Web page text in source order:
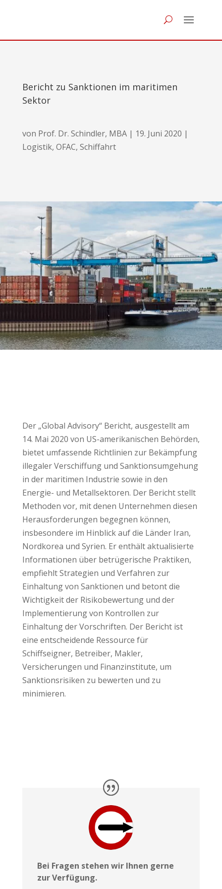
Bericht zu Sanktionen im maritimen
Sektor
von Prof. Dr. Schindler, MBA| 19. Juni 2020 |
Logistik, OFAC, Schiffahrt
Der „Global Advisory“ Bericht, ausgestellt am
14. Mai 2020 von US-amerikanischen Behörden,
bietet umfassende Richtlinien zur Bekämpfung
illegaler Verschiffung und Sanktionsumgehung
in der maritimen Industrie sowie in den
Energie- und Metallsektoren. Der Bericht stellt
Methoden vor, mit denen Unternehmen diesen
Herausforderungen begegnen können,
insbesondere im Hinblick auf die Länder Iran,
Nordkorea und Syrien. Er enthält aktualisierte
Informationen über betrügerische Praktiken,
empfiehlt Strategien und Verfahren zur
Einhaltung von Sanktionen und betont die
Wichtigkeit der Risikobewertung und der
Implementierung von Kontrollen zur
Einhaltung der Vorschriften. Der Bericht ist
eine entscheidende Ressource für
Schiffseigner, Betreiber, Makler,
Versicherungen und Finanzinstitute, um
Sanktionsrisiken zu bewerten und zu
minimieren.
Bei Fragen stehen wir Ihnen gerne
zur Verfügung.